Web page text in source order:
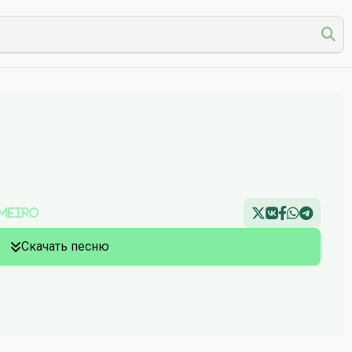
Скачать песню